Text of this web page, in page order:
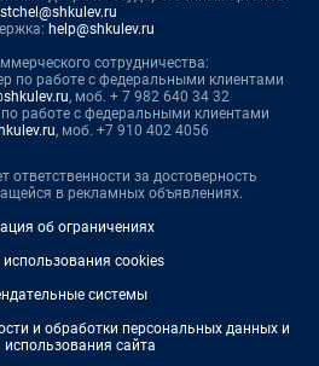
help@shkulev.ru
сотрудничества:
по работе с федеральными клиентами
, моб. + 7 982 640 34 32
работе с федеральными клиентами
, моб. +7 910 402 4056
ответственности за достоверность
в рекламных объявлениях.
об ограничениях
использования cookies
системы
и обработки персональных данных и
использования сайта